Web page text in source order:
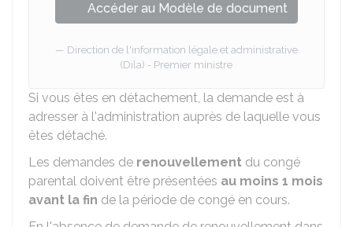
Accéder au Modèle de document
Direction de l'information légale et administrative
(Dila) - Premier ministre
Si vous êtes en détachement, la demande est à
adresser à l'administration auprès de laquelle vous
êtes détaché.
Les demandes de renouvellement du congé
parental doivent être présentées au moins 1 mois
avant la fin de la période de congé en cours.